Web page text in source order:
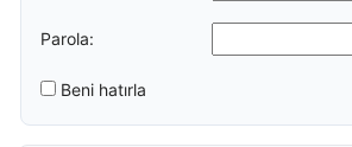
Parola:
Beni hatırla